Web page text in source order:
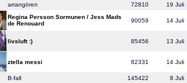
arrangören 72810 19 Juli
Regina Persson Sormunen / Jess Mads
de Renouard
90059 14 Juli
livsluft :) 85456 13 Juli
ztella messi 82331 14 Juli
B-fall 145422
8 Juli